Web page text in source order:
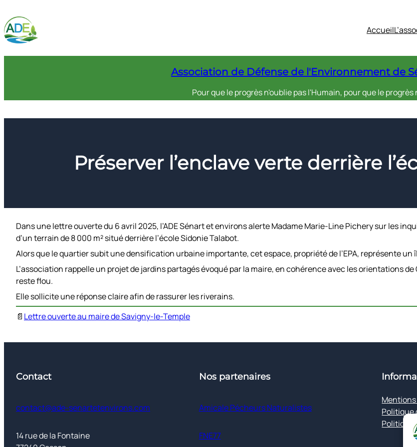
au
contenu
Accueil
Association de Défense de l'Environnement de
Pour que le progrès n'oublie pas l'Humain, pour que le progrès
Préserver l’enclave verte derrière
Dans une lettre ouverte du 6 avril 2025, l’ADE Sénart et environs alerte Madame Marie-Line Pichery sur les
d’un terrain de 8 000 m² situé derrière l’école Sidonie Talabot.
Alors que le quartier subit une densification urbaine importante, cet espace, propriété de l’EPA, représente un
L’association rappelle un projet de jardins partagés évoqué par la maire, en cohérence avec les orientations
reste flou.
Elle sollicite une réponse claire afin de rassurer les riverains.
📄 Lettre ouverte au maire de Savigny-le-Temple
Contact
contact@ade-senartetenvirons.com
14 rue de la Fontaine
Nos partenaires
Amicale Pécheurs Naturalistes
FNE77
Politique
Politique